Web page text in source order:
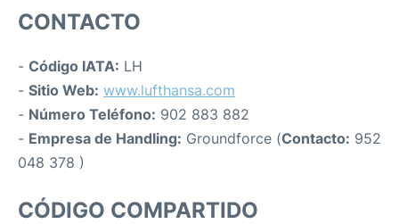
CONTACTO
- Código IATA: LH
- Sitio Web: www.lufthansa.com
- Número Teléfono: 902 883 882
- Empresa de Handling: Groundforce (Contacto: 952
048 378 )
CÓDIGO COMPARTIDO